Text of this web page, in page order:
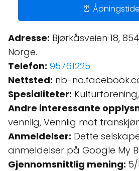
⏰
Adresse: Bjørkåsveien 18,
Norge.
Telefon: 95761225.
Nettsted: nb-
Spesialiteter:
Andre interessante
vennlig, Vennlig mot
Anmeldelser: Dette
anmeldelser på Google My
Gjennomsnittlig mening: 5/